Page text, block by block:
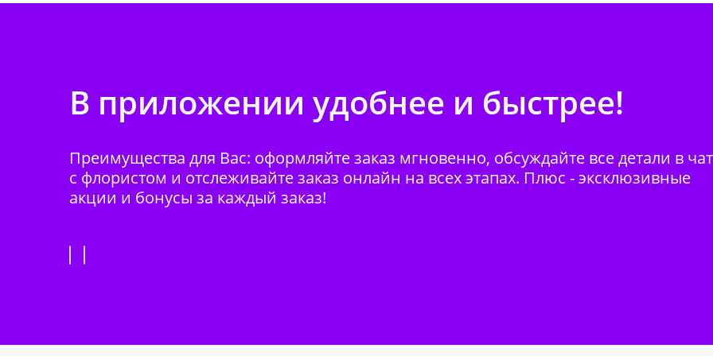
В приложении удобнее и быстрее!
Преимущества для Вас: оформляйте заказ мгновенно, обсуждайте все детали в
с флористом и отслеживайте заказ онлайн на всех этапах. Плюс - эксклюзивные
акции и бонусы за каждый заказ!